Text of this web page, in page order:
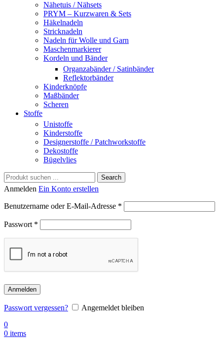
Nähetuis / Nähsets
PRYM – Kurzwaren & Sets
Häkelnadeln
Stricknadeln
Nadeln für Wolle und Garn
Maschenmarkierer
Kordeln und Bänder
Organzabänder / Satinbänder
Reflektorbänder
Kinderknöpfe
Maßbänder
Scheren
Stoffe
Unistoffe
Kinderstoffe
Designerstoffe / Patchworkstoffe
Dekostoffe
Bügelvlies
Search
Anmelden Ein Konto erstellen
Benutzername oder E-Mail-Adresse *
Passwort *
Anmelden
Passwort vergessen?
Angemeldet bleiben
0
0 items